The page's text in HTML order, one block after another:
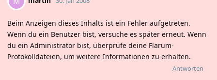
Beim Anzeigen dieses Inhalts ist ein Fehler aufgetreten.
Wenn du ein Benutzer bist, versuche es später erneut. Wenn
du ein Administrator bist, überprüfe deine Flarum-
Protokolldateien, um weitere Informationen zu erhalten.
Antworten